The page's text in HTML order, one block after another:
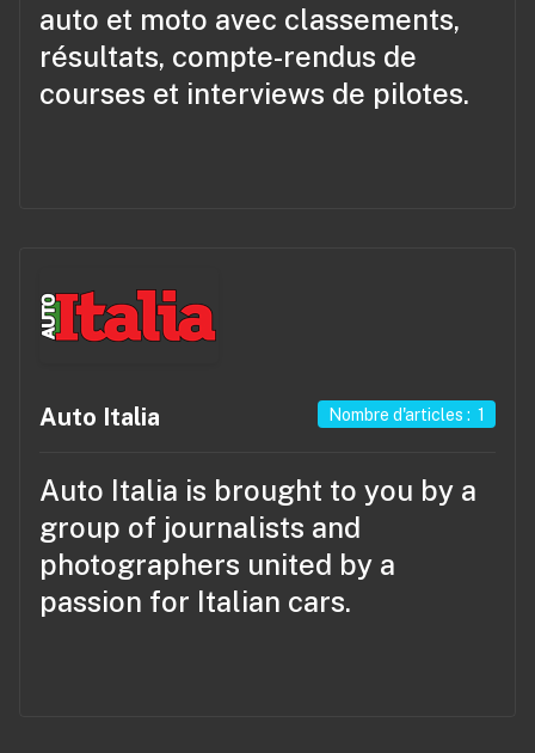
auto et moto avec classements,
résultats, compte-rendus de
courses et interviews de pilotes.
Auto Italia Nombre d'articles : 1
Auto Italia is brought to you by a
group of journalists and
photographers united by a
passion for Italian cars.